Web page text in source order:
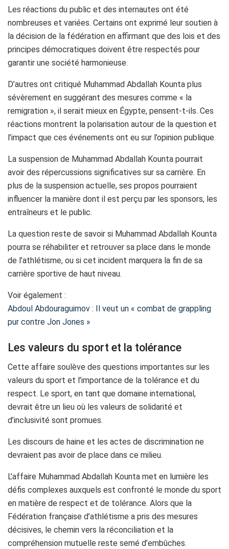
Les réactions du public et des internautes ont été
nombreuses et variées. Certains ont exprimé leur soutien à
la décision de la fédération en affirmant que des lois et des
principes démocratiques doivent être respectés pour
garantir une société harmonieuse.
D’autres ont critiqué Muhammad Abdallah Kounta plus
sévèrement en suggérant des mesures comme « la
remigration », il serait mieux en Égypte, pensent-t-ils. Ces
réactions montrent la polarisation autour de la question et
l’impact que ces événements ont eu sur l’opinion publique.
La suspension de Muhammad Abdallah Kounta pourrait
avoir des répercussions significatives sur sa carrière. En
plus de la suspension actuelle, ses propos pourraient
influencer la manière dont il est perçu par les sponsors, les
entraîneurs et le public.
La question reste de savoir si Muhammad Abdallah Kounta
pourra se réhabiliter et retrouver sa place dans le monde
de l’athlétisme, ou si cet incident marquera la fin de sa
carrière sportive de haut niveau.
Voir également :
Abdoul Abdouraguimov : Il veut un « combat de grappling
pur contre Jon Jones »
Les valeurs du sport et la tolérance
Cette affaire soulève des questions importantes sur les
valeurs du sport et l’importance de la tolérance et du
respect. Le sport, en tant que domaine international,
devrait être un lieu où les valeurs de solidarité et
d’inclusivité sont promues.
Les discours de haine et les actes de discrimination ne
devraient pas avoir de place dans ce milieu.
L’affaire Muhammad Abdallah Kounta met en lumière les
défis complexes auxquels est confronté le monde du sport
en matière de respect et de tolérance. Alors que la
Fédération française d’athlétisme a pris des mesures
décisives, le chemin vers la réconciliation et la
compréhension mutuelle reste semé d’embûches.